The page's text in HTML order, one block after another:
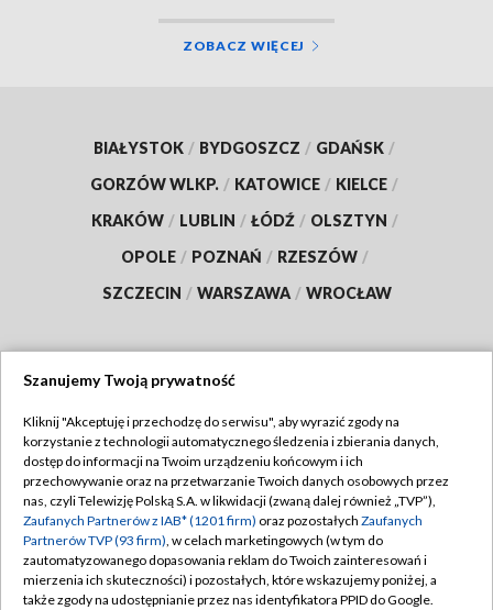
ZOBACZ WIĘCEJ
BIAŁYSTOK / BYDGOSZCZ / GDAŃSK /
GORZÓW WLKP. / KATOWICE / KIELCE /
KRAKÓW / LUBLIN / ŁÓDŹ / OLSZTYN /
OPOLE / POZNAŃ / RZESZÓW /
SZCZECIN / WARSZAWA / WROCŁAW
TVP
Abonament TVP
Emisja w TVP
Centrum informacji TVP
Naziemna Telewizja Cyfrowa
Regulamin TVP
Polityka prywatności
Moje zgody
Pomoc
Szanujemy Twoją prywatność
Kliknij "Akceptuję i przechodzę do serwisu", aby wyrazić zgody na
korzystanie z technologii automatycznego śledzenia i zbierania danych,
dostęp do informacji na Twoim urządzeniu końcowym i ich
przechowywanie oraz na przetwarzanie Twoich danych osobowych przez
nas, czyli Telewizję Polską S.A. w likwidacji (zwaną dalej również „TVP”),
Zaufanych Partnerów z IAB* (1201 firm) oraz pozostałych Zaufanych
Partnerów TVP (93 firm), w celach marketingowych (w tym do
zautomatyzowanego dopasowania reklam do Twoich zainteresowań i
mierzenia ich skuteczności) i pozostałych, które wskazujemy poniżej, a
także zgody na udostępnianie przez nas identyfikatora PPID do Google.